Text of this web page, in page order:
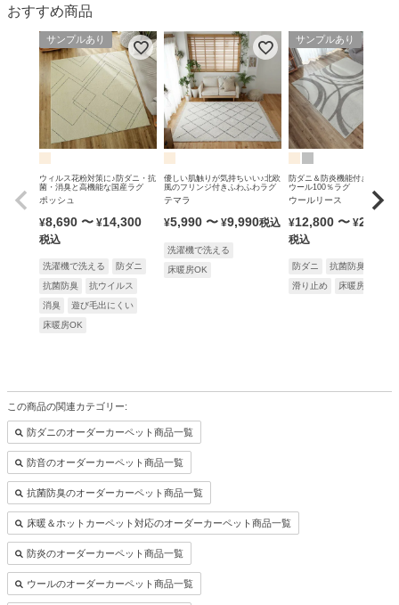
おすすめ商品
サンプルあり
ウィルス花粉対策に♪防ダニ・抗
菌・消臭と高機能な国産ラグ
ポッシュ
¥8,690 〜 ¥14,300
税込
洗濯機で洗える
防ダニ
抗菌防臭
抗ウイルス
消臭
遊び毛出にくい
床暖房OK
優しい肌触りが気持ちいい♪北欧
風のフリンジ付きふわふわラグ
テマラ
¥5,990 〜 ¥9,990税込
洗濯機で洗える
床暖房OK
サンプルあり
防ダニ＆防炎機能付きの無染
ウール100％ラグ
ウールリース
¥12,800 〜 ¥25,900
税込
防ダニ 抗菌防臭
滑り止め
床暖房OK
この商品の関連カテゴリー:
防ダニのオーダーカーペット商品一覧
防音のオーダーカーペット商品一覧
抗菌防臭のオーダーカーペット商品一覧
床暖＆ホットカーペット対応のオーダーカーペット商品一覧
防炎のオーダーカーペット商品一覧
ウールのオーダーカーペット商品一覧